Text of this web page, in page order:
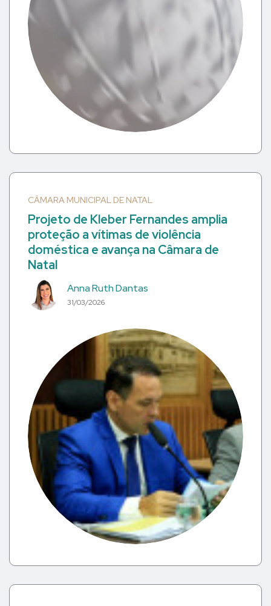
CÂMARA MUNICIPAL DE NATAL
Projeto de Kleber Fernandes amplia
proteção a vítimas de violência
doméstica e avança na Câmara de
Natal
Anna Ruth Dantas
31/03/2026